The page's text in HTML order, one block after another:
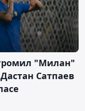
"Милан"
Сатпаев